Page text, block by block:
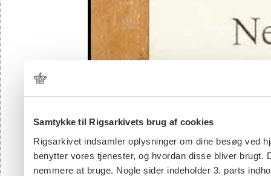
Samtykke til Rigsarkivets brug af cookies
Rigsarkivet indsamler oplysninger om dine besøg ved
benytter vores tjenester, og hvordan disse bliver
nemmere at bruge. Nogle sider indeholder 3. parts